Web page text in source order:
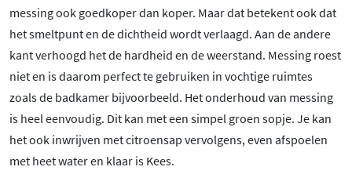
messing ook goedkoper dan koper. Maar dat betekent ook dat
het smeltpunt en de dichtheid wordt verlaagd. Aan de andere
kant verhoogd het de hardheid en de weerstand. Messing roest
niet en is daarom perfect te gebruiken in vochtige ruimtes
zoals de badkamer bijvoorbeeld. Het onderhoud van messing
is heel eenvoudig. Dit kan met een simpel groen sopje. Je kan
het ook inwrijven met citroensap vervolgens, even afspoelen
met heet water en klaar is Kees.